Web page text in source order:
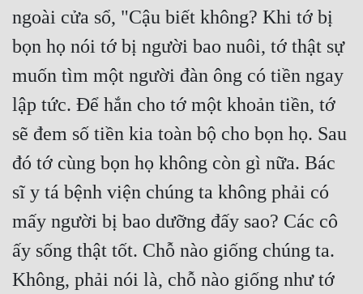
Huyền Ảo
Hài Hước
Hệ Thống
Học Đường
Khoa Huyễn
Khoa Huyễn Không Gian
Kinh Dị
Kỳ Huyễn
ngoài cửa sổ, "Cậu biết không? Khi tớ bị
bọn họ nói tớ bị người bao nuôi, tớ thật sự
muốn tìm một người đàn ông có tiền ngay
lập tức. Để hắn cho tớ một khoản tiền, tớ
sẽ đem số tiền kia toàn bộ cho bọn họ. Sau
đó tớ cùng bọn họ không còn gì nữa. Bác
sĩ y tá bệnh viện chúng ta không phải có
mấy người bị bao dưỡng đấy sao? Các cô
ấy sống thật tốt. Chỗ nào giống chúng ta.
Không, phải nói là, chỗ nào giống như tớ